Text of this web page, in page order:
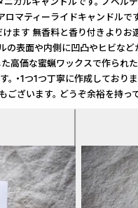
ィーライドキャン
す 無香料と香り
内側に凹凸やヒビ
な蜜蝋ワックスで
1つ1つ丁寧に作成
います。 どうぞ余